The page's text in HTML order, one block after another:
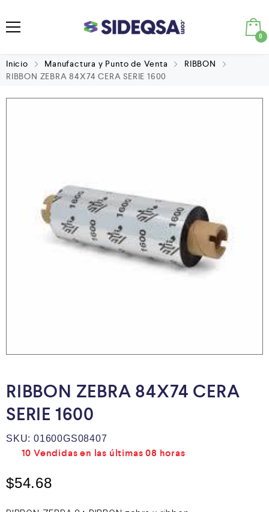
0
Inicio Manufactura y Punto de Venta
RIBBON
RIBBON ZEBRA 84X74 CERA SERIE 1600
RIBBON ZEBRA 84X74 CERA
SERIE 1600
SKU: 01600GS08407
10 Vendidas en las últimas08 horas
$54.68